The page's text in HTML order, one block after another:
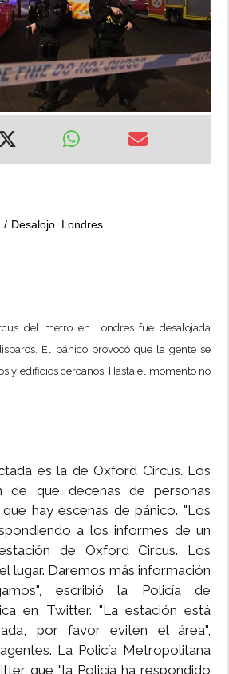
Desalojo. Londres
del metro en Londresfue desalojada
El pánico provocó que la gente se
y edificios cercanos. Hasta el momento no
es la de Oxford Circus. Los
de que decenas de personas
hay escenas de pánico. "Los
a los informes de un
de Oxford Circus. Los
lugar. Daremos más información
escribió la Policía de
en Twitter. "La estación está
por favor eviten el área",
La Policía Metropolitana
que "la Policía ha respondido